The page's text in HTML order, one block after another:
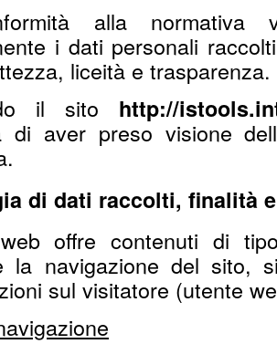
alla normativa
i dati personali
liceità e trasparenza.
il sito http://
di aver preso visione
di dati raccolti, finalità
offre contenuti di
la navigazione del sito,
sul visitatore (utente